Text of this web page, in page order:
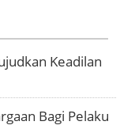
Keadilan
Bagi Pelaku